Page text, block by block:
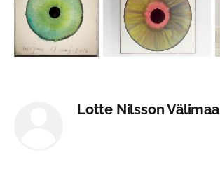
Lotte Nilsson Välimaa